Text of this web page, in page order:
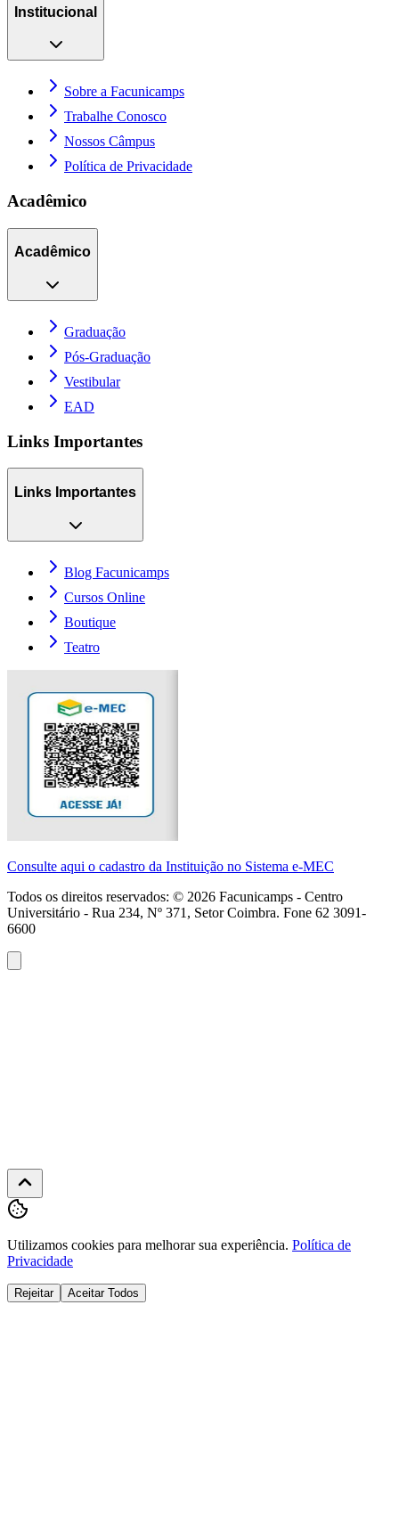
Institucional
Sobre a Facunicamps
Trabalhe Conosco
Nossos Câmpus
Política de Privacidade
Acadêmico
Acadêmico
Graduação
Pós-Graduação
Vestibular
EAD
Links Importantes
Links Importantes
Blog Facunicamps
Cursos Online
Boutique
Teatro
Consulte aqui o cadastro da Instituição no Sistema e-MEC
Todos os direitos reservados: © 2026 Facunicamps - Centro
Universitário - Rua 234, Nº 371, Setor Coimbra. Fone 62 3091-
6600
Utilizamos cookies para melhorar sua experiência. Política de
Privacidade
Rejeitar Aceitar Todos